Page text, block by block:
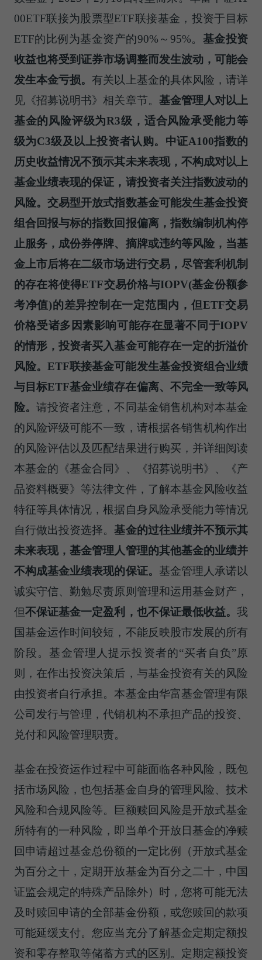
00ETF联接为股票型ETF联接基金，投资于目标
ETF的比例为基金资产的90%～95%。 基金投资
收益也将受到证券市场调整而发生波动，可能会
发生本金亏损。有关以上基金的具体风险，请详
见《招募说明书》相关章节。 基金管理人对以上
基金的风险评级为R3级，适合风险承受能力等
级为C3级及以上投资者认购。中证A100指数的
历史收益情况不预示其未来表现，不构成对以上
基金业绩表现的保证，请投资者关注指数波动的
风险。交易型开放式指数基金可能发生基金投资
组合回报与标的指数回报偏离，指数编制机构停
止服务，成份券停牌、摘牌或违约等风险，当基
金上市后将在二级市场进行交易，尽管套利机制
的存在将使得ETF交易价格与IOPV(基金份额参
考净值)的差异控制在一定范围内，但ETF交易
价格受诸多因素影响可能存在显著不同于IOPV
的情形，投资者买入基金可能存在一定的折溢价
风险。ETF联接基金可能发生基金投资组合业绩
与目标ETF基金业绩存在偏离、不完全一致等风
险。请投资者注意，不同基金销售机构对本基金
的风险评级可能不一致，请根据各销售机构作出
的风险评估以及匹配结果进行购买，并详细阅读
本基金的《基金合同》、《招募说明书》、《产
品资料概要》等法律文件，了解本基金风险收益
特征等具体情况，根据自身风险承受能力等情况
自行做出投资选择。基金的过往业绩并不预示其
未来表现，基金管理人管理的其他基金的业绩并
不构成基金业绩表现的保证。 基金管理人承诺以
诚实守信、勤勉尽责原则管理和运用基金财产，
但不保证基金一定盈利，也不保证最低收益。我
国基金运作时间较短，不能反映股市发展的所有
阶段。基金管理人提示投资者的“买者自负”原
则，在作出投资决策后，与基金投资有关的风险
由投资者自行承担。本基金由华富基金管理有限
公司发行与管理，代销机构不承担产品的投资、
兑付和风险管理职责。
基金在投资运作过程中可能面临各种风险，既包
括市场风险，也包括基金自身的管理风险、技术
风险和合规风险等。巨额赎回风险是开放式基金
所特有的一种风险，即当单个开放日基金的净赎
回申请超过基金总份额的一定比例（开放式基金
为百分之十，定期开放基金为百分之二十，中国
证监会规定的特殊产品除外）时，您将可能无法
及时赎回申请的全部基金份额，或您赎回的款项
可能延缓支付。您应当充分了解基金定期定额投
资和零存整取等储蓄方式的区别。定期定额投资